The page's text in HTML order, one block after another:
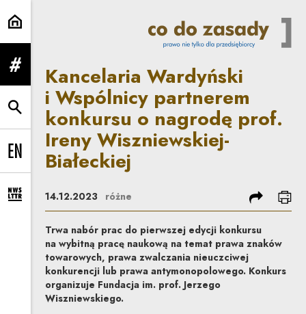
Kancelaria Wardyński i
rozwiń menu
rozwiń wyszukiwarkę
Change language to EN
rozwiń formularz zapisu na newsletter
Kancelaria Wardyński
i Wspólnicy partnerem
konkursu o nagrodę prof.
Ireny Wiszniewskiej-
Białeckiej
14.12.2023 różne podziel się
Trwa nabór prac do pierwszej edycji konkursu
na wybitną pracę naukową na temat prawa znaków
towarowych, prawa zwalczania nieuczciwej
konkurencji lub prawa antymonopolowego. Konkurs
organizuje Fundacja im. prof. Jerzego
Wiszniewskiego.